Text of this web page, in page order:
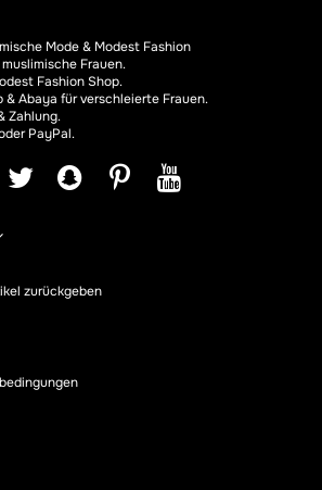
Mode & Modest Fashion
Frauen.
Fashion Shop.
&Abaya für verschleierte Frauen.
Zahlung.
PayPal.
zurückgeben